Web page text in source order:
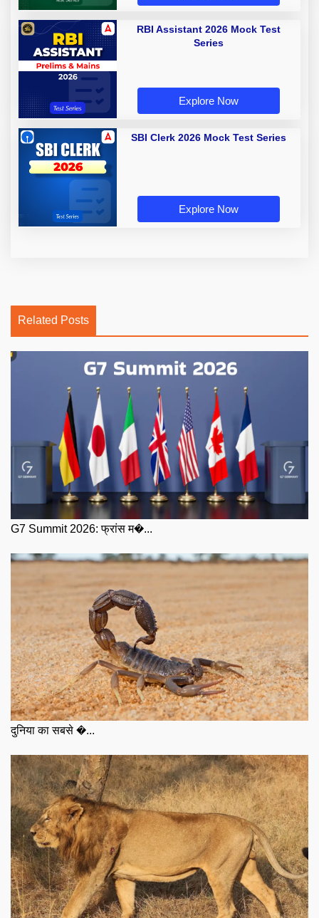
RBI Assistant 2026 Mock Test
Series
Explore Now
SBI Clerk 2026 Mock Test Series
Explore Now
Related Posts
G7 Summit 2026: फ्रांस म�...
दुनिया का सबसे �...